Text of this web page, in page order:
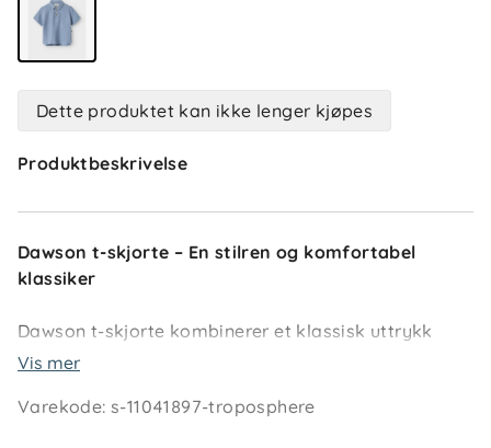
Dette produktet kan ikke lenger kjøpes
Produktbeskrivelse
Dawson t-skjorte – En stilren og komfortabel
klassiker
Dawson t-skjorte kombinerer et klassisk uttrykk
med en komfortabel passform. Laget av lett vevd
og strukturert look.
Vis mer
Varekode:s-11041897-troposphere